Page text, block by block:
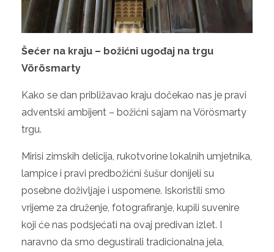
Šećer na kraju – božićni ugođaj na trgu
Vörösmarty
Kako se dan približavao kraju dočekao nas je pravi
adventski ambijent – božićni sajam na Vörösmarty
trgu.
Mirisi zimskih delicija, rukotvorine lokalnih umjetnika,
lampice i pravi predbožićni šušur donijeli su
posebne doživljaje i uspomene. Iskoristili smo
vrijeme za druženje, fotografiranje, kupili suvenire
koji će nas podsjećati na ovaj predivan izlet. I
naravno da smo degustirali tradicionalna jela,